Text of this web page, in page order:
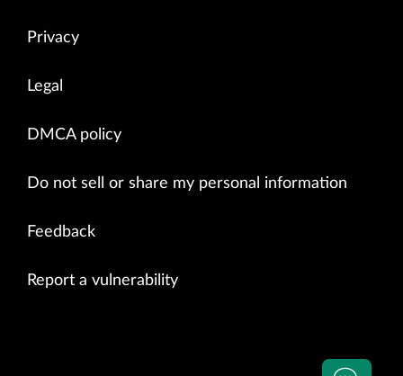
Privacy
Legal
DMCA policy
Do not sell or share my personal information
Feedback
Report a vulnerability